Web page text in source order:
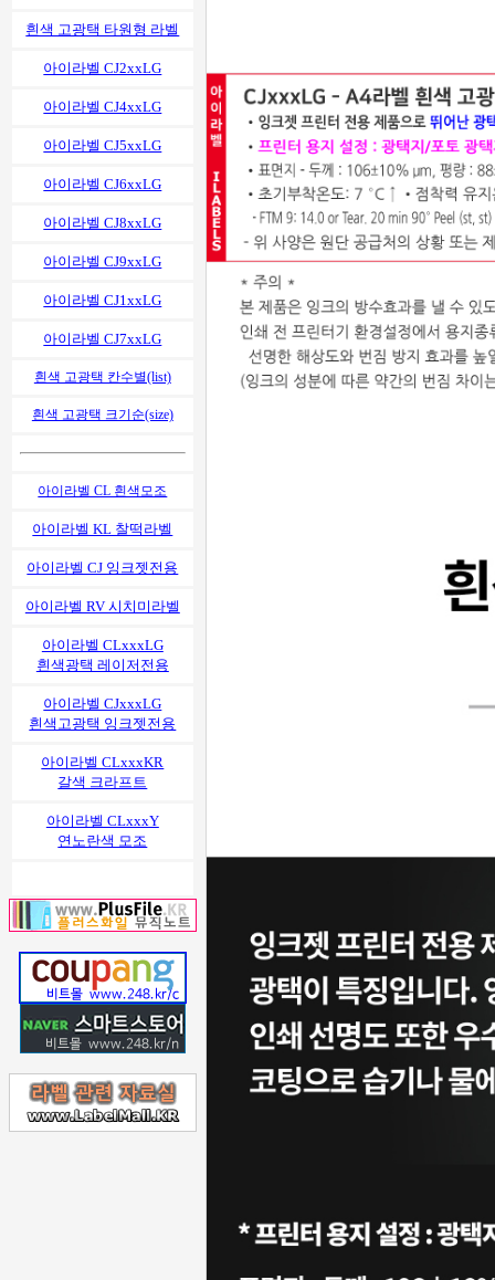
흰색 고광택 타원형 라벨
아이라벨 CJ2xxLG
아이라벨 CJ4xxLG
아이라벨 CJ5xxLG
아이라벨 CJ6xxLG
아이라벨 CJ8xxLG
아이라벨 CJ9xxLG
아이라벨 CJ1xxLG
아이라벨 CJ7xxLG
흰색 고광택 칸수별(list)
흰색 고광택 크기순(size)
아이라벨 CL 흰색모조
아이라벨 KL 찰떡라벨
아이라벨 CJ 잉크젯전용
아이라벨 RV 시치미라벨
아이라벨 CLxxxLG
흰색광택 레이저전용
아이라벨 CJxxxLG
흰색고광택 잉크젯전용
아이라벨 CLxxxKR
갈색 크라프트
아이라벨 CLxxxY
연노란색 모조